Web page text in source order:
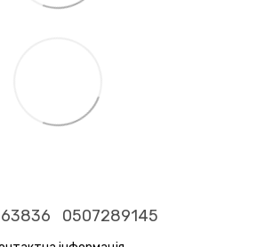
0507289145